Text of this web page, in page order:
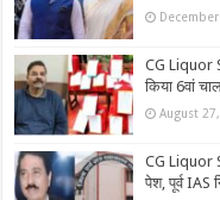
CG Liquor
किया 6वां
August
CG Liquor
पेश, पूर्व IAS